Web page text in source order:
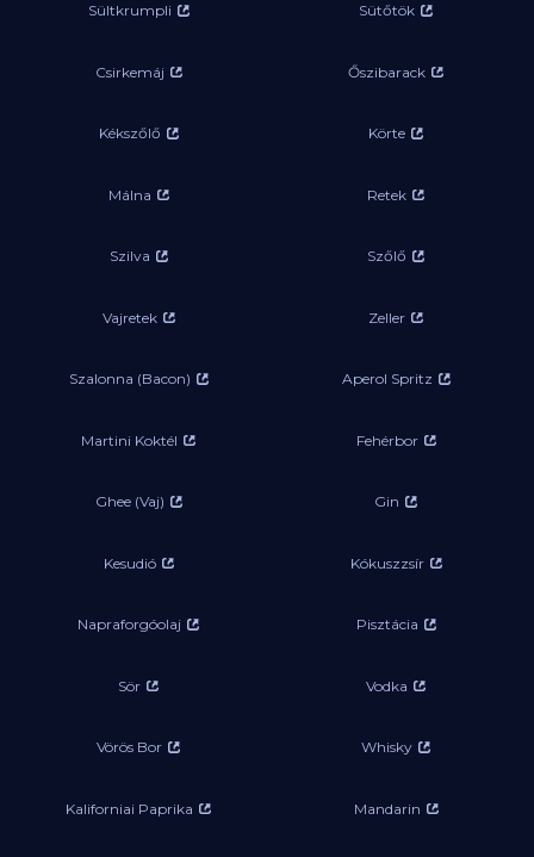
Sültkrumpli Sütőtök
Csirkemáj Őszibarack
Kékszőlő Körte
Málna Retek
Szilva Szőlő
Vajretek Zeller
Szalonna (Bacon) Aperol Spritz
Martini Koktél Fehérbor
Ghee (Vaj) Gin
Kesudió Kókuszzsír
Napraforgóolaj Pisztácia
Sör Vodka
Vörös Bor Whisky
Kaliforniai Paprika Mandarin